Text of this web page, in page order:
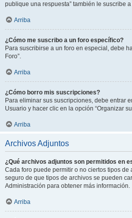
publique una respuesta” también le suscribe
Arriba
¿Cómo me suscribo a un foro específico?
Para suscribirse a un foro en especial, debe
Foro”.
Arriba
¿Cómo borro mis suscripciones?
Para eliminar sus suscripciones, debe entrar
Usuario y hacer clic en la opción “Organizar
Arriba
Archivos Adjuntos
¿Qué archivos adjuntos son permitidos en
Cada foro puede permitir o no ciertos tipos de
seguro de que tipos de archivos se pueden
Administración para obtener más información.
Arriba